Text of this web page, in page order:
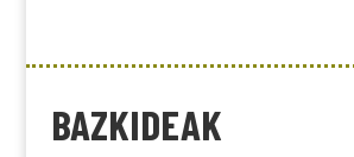
BAZKIDEAK